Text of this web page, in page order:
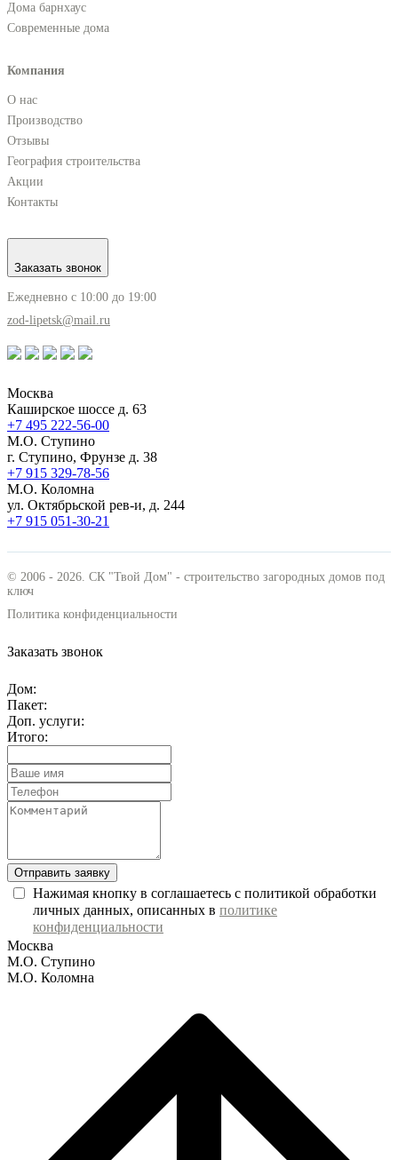
Дома барнхаус
Современные дома
Компания
О нас
Производство
Отзывы
География строительства
Акции
Контакты
Заказать звонок
Ежедневно с 10:00 до 19:00
zod-lipetsk@mail.ru
Москва
Каширское шоссе д. 63
+7 495 222-56-00
М.О. Ступино
г. Ступино, Фрунзе д. 38
+7 915 329-78-56
М.О. Коломна
ул. Октябрьской рев-и, д. 244
+7 915 051-30-21
© 2006 - 2026. СК "Твой Дом" - строительство загородных домов под
ключ
Политика конфиденциальности
Заказать звонок
Дом:
Пакет:
Доп. услуги:
Итого:
Отправить заявку
Нажимая кнопку в соглашаетесь с политикой обработки
личных данных, описанных в политике
конфиденциальности
Москва
М.О. Ступино
М.О. Коломна